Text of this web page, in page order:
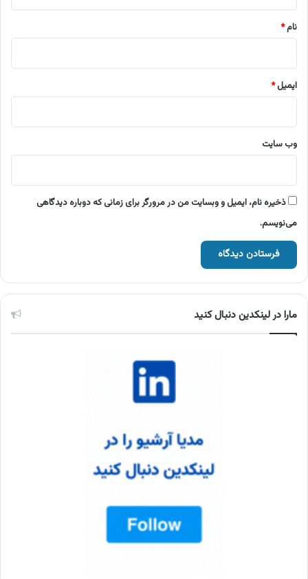
نام*
ایمیل*
وب‌ سایت
ذخیره نام، ایمیل و وبسایت من در مرورگر برای زمانی که دوباره دیدگاهی
می‌نویسم.
مارا در لینکدین دنبال کنید